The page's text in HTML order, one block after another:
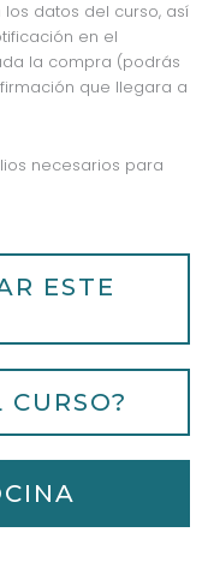
datos del curso, así
en el
la compra (podrás
que llegara a
necesarios para
ESTE